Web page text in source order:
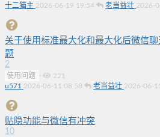
十二猫主 2026-06-19 19:54 老当益壮 2026-
关于使用标准最大化和最大化后微信
题
2
使用问题 ·
221
u571 2026-06-11 08:58 老当益壮 2026-06-
贴隐功能与微信有冲突
10